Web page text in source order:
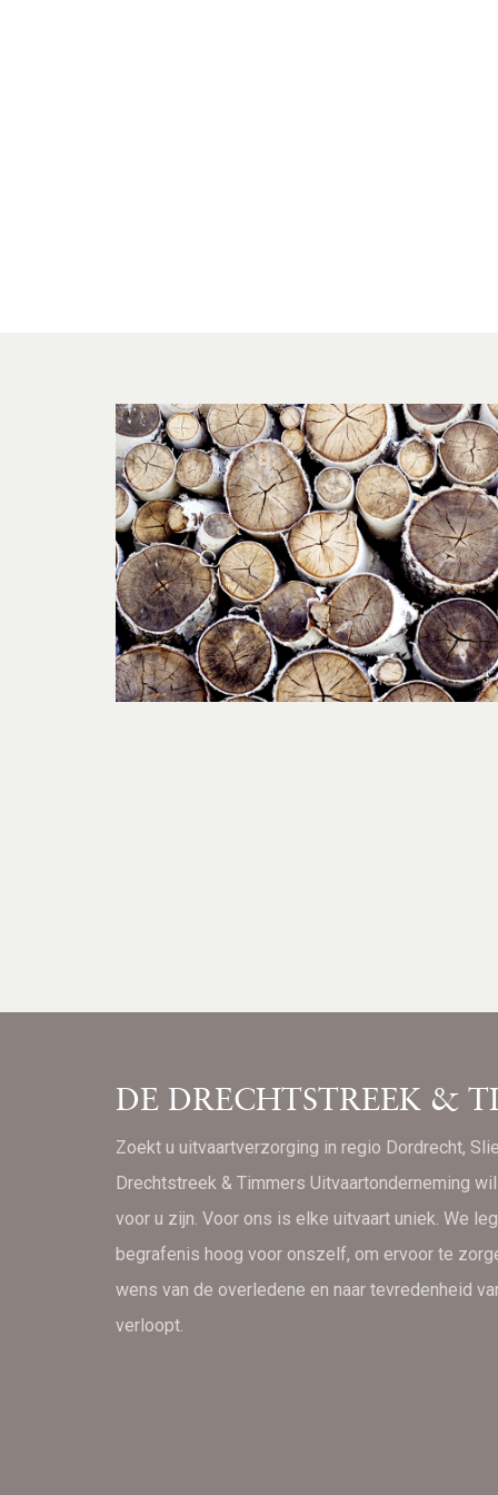
DE DRECHTSTREEK &
Zoekt u uitvaartverzorging in regio Dordrecht,
Drechtstreek & Timmers Uitvaartonderneming
voor u zijn. Voor ons is elke uitvaart uniek. We
begrafenis hoog voor onszelf, om ervoor te
wens van de overledene en naar tevredenheid
verloopt.